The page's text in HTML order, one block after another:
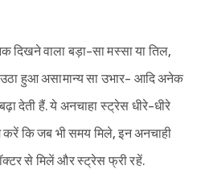
दिखने वाला बड़ा-सा मस्सा या तिल,
उठा हुआ असामान्य सा उभार- आदि अनेक
देती हैं. ये अनचाहा स्ट्रेस धीरे-धीरे
कि जब भी समय मिले, इन अनचाही
से मिलें और स्ट्रेस फ्री रहें.